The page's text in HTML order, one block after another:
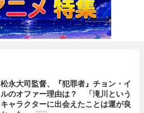
松永大司監督、『犯罪者』チョン・イ
ルのオファー理由は？ 「滝川という
キャラクターに出会えたことは運が良